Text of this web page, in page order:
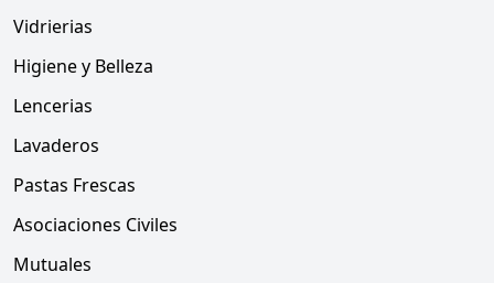
Vidrierias
Higiene y Belleza
Lencerias
Lavaderos
Pastas Frescas
Asociaciones Civiles
Mutuales